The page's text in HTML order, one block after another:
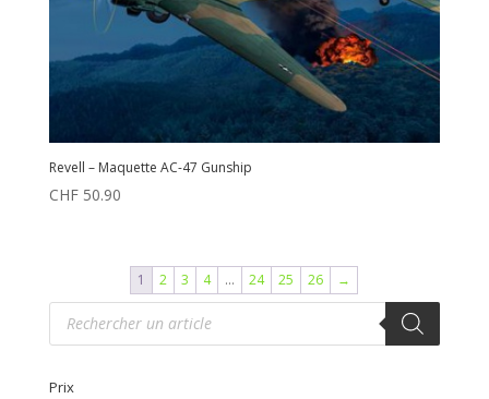
Revell – Maquette AC-47 Gunship
CHF50.90
1 2 3 4 … 24 25 26
→
Recherche
produits
Prix